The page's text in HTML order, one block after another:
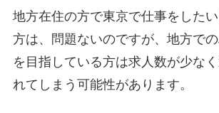
地方在住の方で東京で仕事をした
方は、問題ないのですが、地方で
を目指している方は求人数が少な
れてしまう可能性があります。